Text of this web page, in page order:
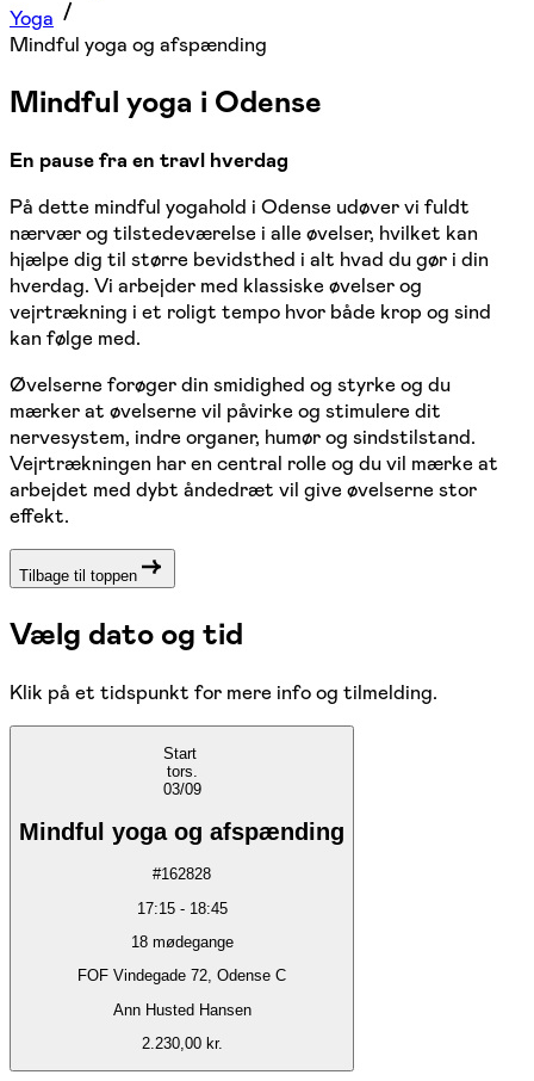
Yoga
Mindful yoga og afspænding
Mindful yoga i Odense
En pause fra en travl hverdag
På dette mindful yogahold i Odense udøver vi fuldt
nærvær og tilstedeværelse i alle øvelser, hvilket kan
hjælpe dig til større bevidsthed i alt hvad du gør i din
hverdag. Vi arbejder med klassiske øvelser og
vejrtrækning i et roligt tempo hvor både krop og sind
kan følge med.
Øvelserne forøger din smidighed og styrke og du
mærker at øvelserne vil påvirke og stimulere dit
nervesystem, indre organer, humør og sindstilstand.
Vejrtrækningen har en central rolle og du vil mærke at
arbejdet med dybt åndedræt vil give øvelserne stor
effekt.
Tilbage til toppen
Vælg dato og tid
Klik på et tidspunkt for mere info og tilmelding.
Start
tors.
03/09
Mindful yoga og afspænding
#162828
17:15- 18:45
18 mødegange
FOF Vindegade 72, Odense C
Ann Husted Hansen
2.230,00 kr.